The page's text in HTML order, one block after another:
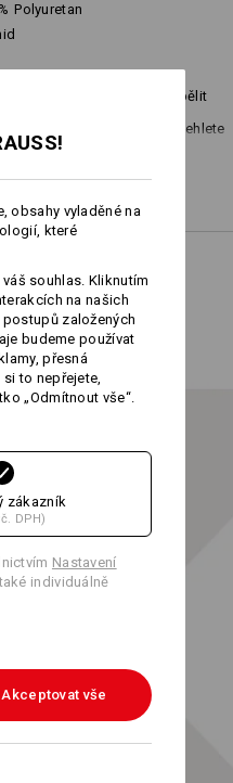
% Polyuretan
Nebělit
Nežehlete
návrh
obsahy vyladěné na
které
souhlas. Kliknutím
na našich
založených
budeme používat
přesná
to nepřejete,
„Odmítnout vše“.
zákazník
DPH)
Nastavení
individuálně
Akceptovat vše